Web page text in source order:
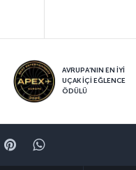
AVRUPA’NIN EN İYİ
UÇAK İÇİ EĞLENCE
ÖDÜLÜ
PinterestWhatsapp